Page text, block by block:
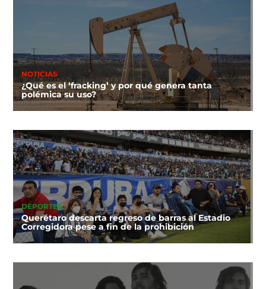
NOTICIAS
¿Qué es el ‘fracking’ y por qué genera tanta
polémica su uso?
DEPORTES
Querétaro descarta regreso de barras al Estadio
Corregidora pese a fin de la prohibición